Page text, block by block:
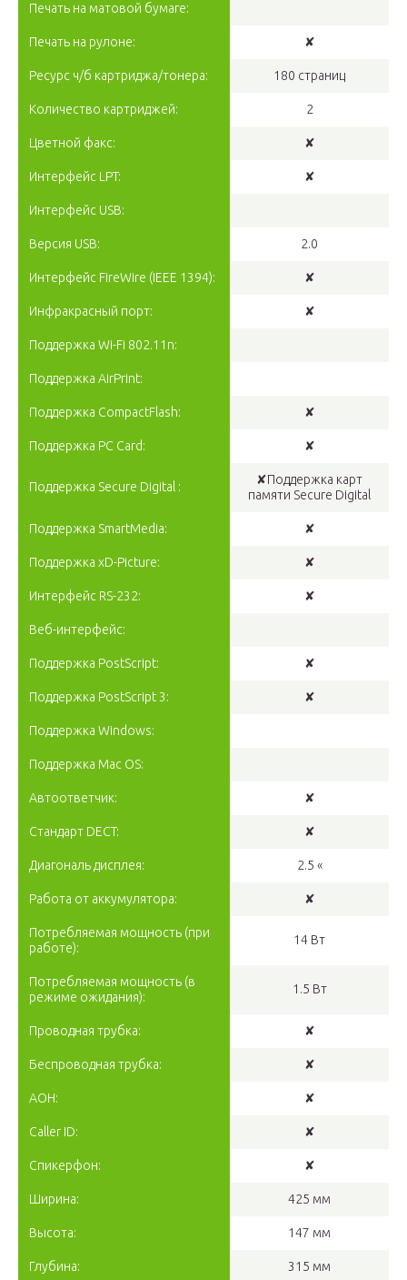
Печать на матовой бумаге:
Печать на рулоне: ✘
Ресурс ч/б картриджа/тонера: 180 страниц
Количество картриджей: 2
Цветной факс: ✘
Интерфейс LPT: ✘
Интерфейс USB:
Версия USB: 2.0
Интерфейс FireWire (IEEE 1394): ✘
Инфракрасный порт: ✘
Поддержка Wi-Fi 802.11n:
Поддержка AirPrint:
Поддержка CompactFlash: ✘
Поддержка PC Card: ✘
Поддержка Secure Digital :
✘Поддержка карт
памяти Secure Digital
Поддержка SmartMedia: ✘
Поддержка xD-Picture: ✘
Интерфейс RS-232: ✘
Веб-интерфейс:
Поддержка PostScript: ✘
Поддержка PostScript 3: ✘
Поддержка Windows:
Поддержка Mac OS:
Автоответчик: ✘
Стандарт DECT: ✘
Диагональ дисплея: 2.5 «
Работа от аккумулятора: ✘
Потребляемая мощность (при
работе):
14 Вт
Потребляемая мощность (в
режиме ожидания):
1.5 Вт
Проводная трубка: ✘
Беспроводная трубка: ✘
АОН: ✘
Caller ID: ✘
Спикерфон: ✘
Ширина: 425 мм
Высота: 147 мм
Глубина: 315 мм